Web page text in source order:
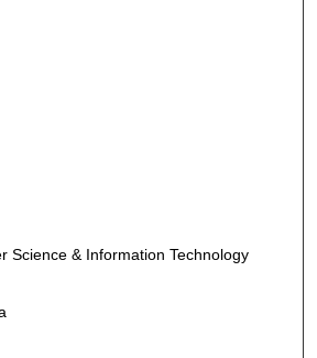
Science & Information Technology